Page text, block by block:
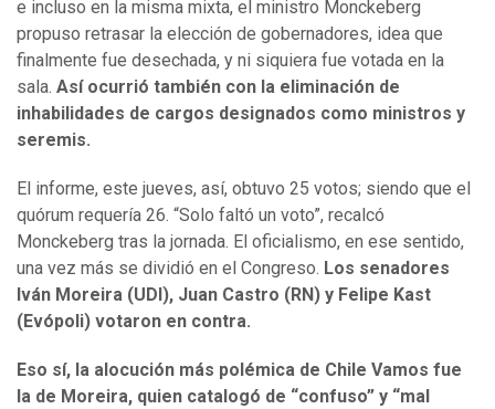
e incluso en la misma mixta, el ministro Monckeberg
propuso retrasar la elección de gobernadores, idea que
finalmente fue desechada, y ni siquiera fue votada en la
sala. Así ocurrió también con la eliminación de
inhabilidades de cargos designados como ministros y
seremis.
El informe, este jueves, así, obtuvo 25 votos; siendo que el
quórum requería 26. “Solo faltó un voto”, recalcó
Monckeberg tras la jornada. El oficialismo, en ese sentido,
una vez más se dividió en el Congreso. Los senadores
Iván Moreira (UDI), Juan Castro (RN) y Felipe Kast
(Evópoli) votaron en contra.
Eso sí, la alocución más polémica de Chile Vamos fue
la de Moreira, quien catalogó de “confuso” y “mal